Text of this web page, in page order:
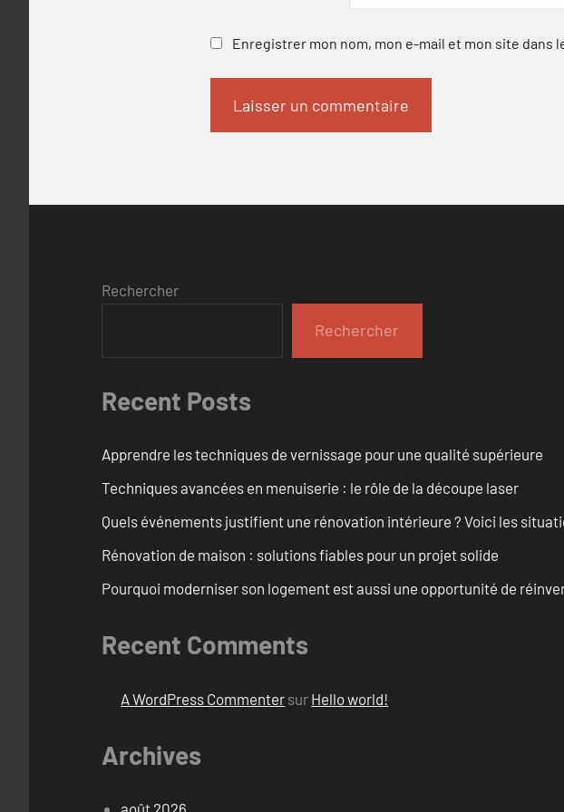
Enregistrer mon nom, mon e-mail et mon site dans
Rechercher
Rechercher
Recent Posts
Apprendre les techniques de vernissage pour une qualité supérieure
Techniques avancées en menuiserie : le rôle de la découpe laser
Quels événements justifient une rénovation intérieure ? Voici les
Rénovation de maison : solutions fiables pour un projet solide
Pourquoi moderniser son logement est aussi une opportunité de
Recent Comments
A WordPress Commenter sur Hello world!
Archives